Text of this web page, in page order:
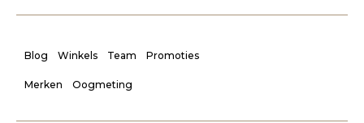
Blog Winkels Team Promoties
Merken Oogmeting